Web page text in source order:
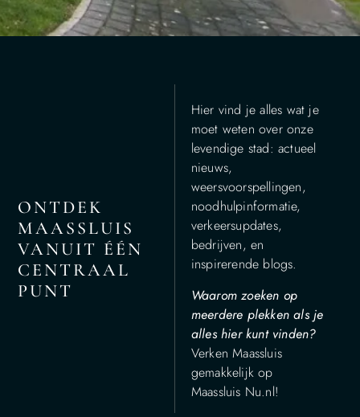
ONTDEK
MAASSLUIS
VANUIT ÉÉN
CENTRAAL
PUNT
Hier vind je alles wat je
moet weten over onze
levendige stad: actueel
nieuws,
weersvoorspellingen,
noodhulpinformatie,
verkeersupdates,
bedrijven, en
inspirerende blogs.
Waarom zoeken op
meerdere plekken als je
alles hier kunt vinden?
Verken Maassluis
gemakkelijk op
Maassluis Nu.nl!